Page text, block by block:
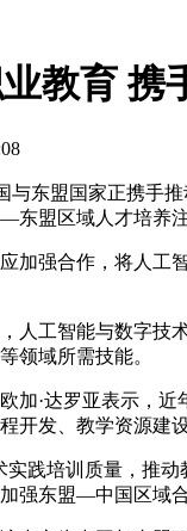
教育 携
东盟国家正携手推
东盟区域人才培养注
强合作，将人工
工智能与数字技
领域所需技能。
·达罗亚表示，近
开发、教学资源建
培训质量，推动
强东盟—中国区域